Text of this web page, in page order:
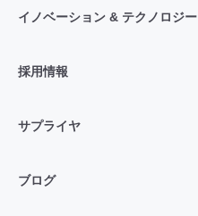
イノベーション & テクノロジー
採用情報
サプライヤ
ブログ